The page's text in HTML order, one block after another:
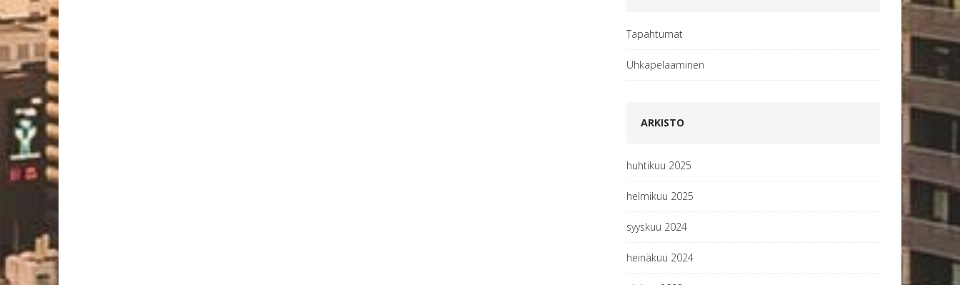
Tapahtumat
Uhkapelaaminen
ARKISTO
huhtikuu 2025
helmikuu 2025
syyskuu 2024
heinäkuu 2024